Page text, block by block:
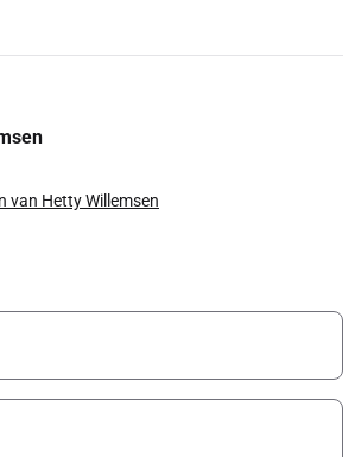
van Hetty Willemsen